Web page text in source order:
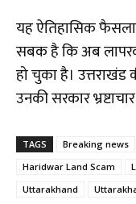
यह ऐतिहासिक
सबक है कि अब
हो चुका है।
उनकी सरकार
TAGS Breaking news
Haridwar Land Scam
Uttarakhand